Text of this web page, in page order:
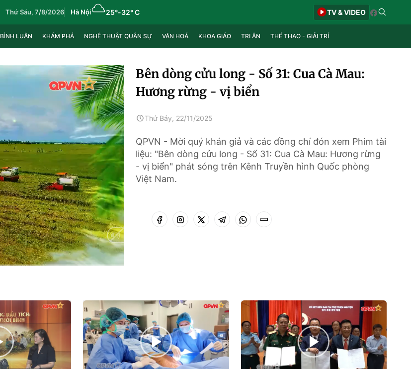
Thứ Sáu, 7/8/2026 Hà Nội 25°-32° C TV & VIDEO
BÌNH LUẬN KHÁM PHÁ NGHỆ THUẬT QUÂN SỰ VĂN HOÁ KHOA GIÁO TRI ÂN THỂ THAO - GIẢI TRÍ
Bên dòng cửu long - Số 31: Cua Cà Mau:
Hương rừng - vị biển
Thứ Bảy, 22/11/2025
QPVN - Mời quý khán giả và các đồng chí đón xem Phim tài
liệu: "Bên dòng cửu long - Số 31: Cua Cà Mau: Hương rừng
- vị biển" phát sóng trên Kênh Truyền hình Quốc phòng
Việt Nam.